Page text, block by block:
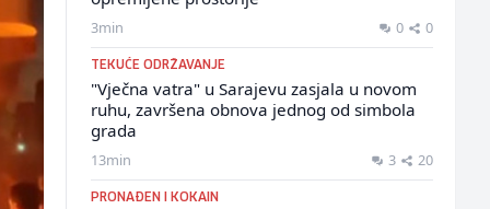
3min 0 0
TEKUĆE ODRŽAVANJE
"Vječna vatra" u Sarajevu zasjala u novom
ruhu, završena obnova jednog od simbola
grada
13min 3 20
PRONAĐEN I KOKAIN